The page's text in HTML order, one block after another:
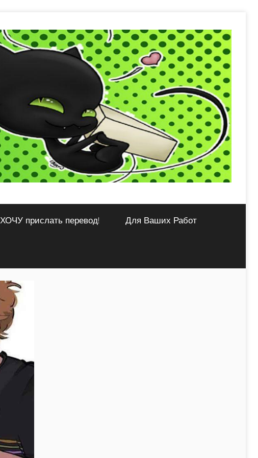
ХОЧУ прислать перевод! Для Ваших Работ